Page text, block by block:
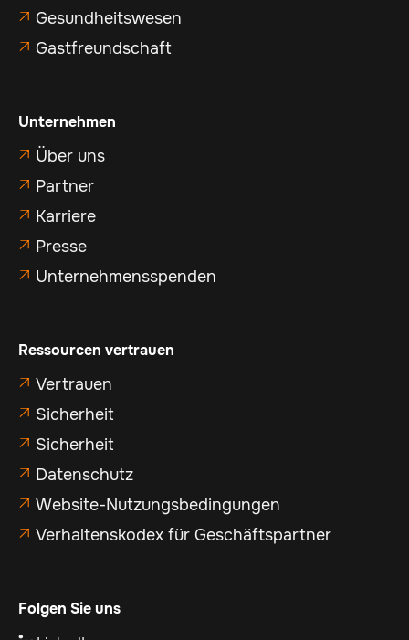
 Gesundheitswesen
 Gastfreundschaft
Unternehmen
 Über uns
 Partner
 Karriere
 Presse
 Unternehmensspenden
Ressourcen vertrauen
 Vertrauen
 Sicherheit
 Sicherheit
 Datenschutz
 Website-Nutzungsbedingungen
 Verhaltenskodex für Geschäftspartner
Folgen Sie uns